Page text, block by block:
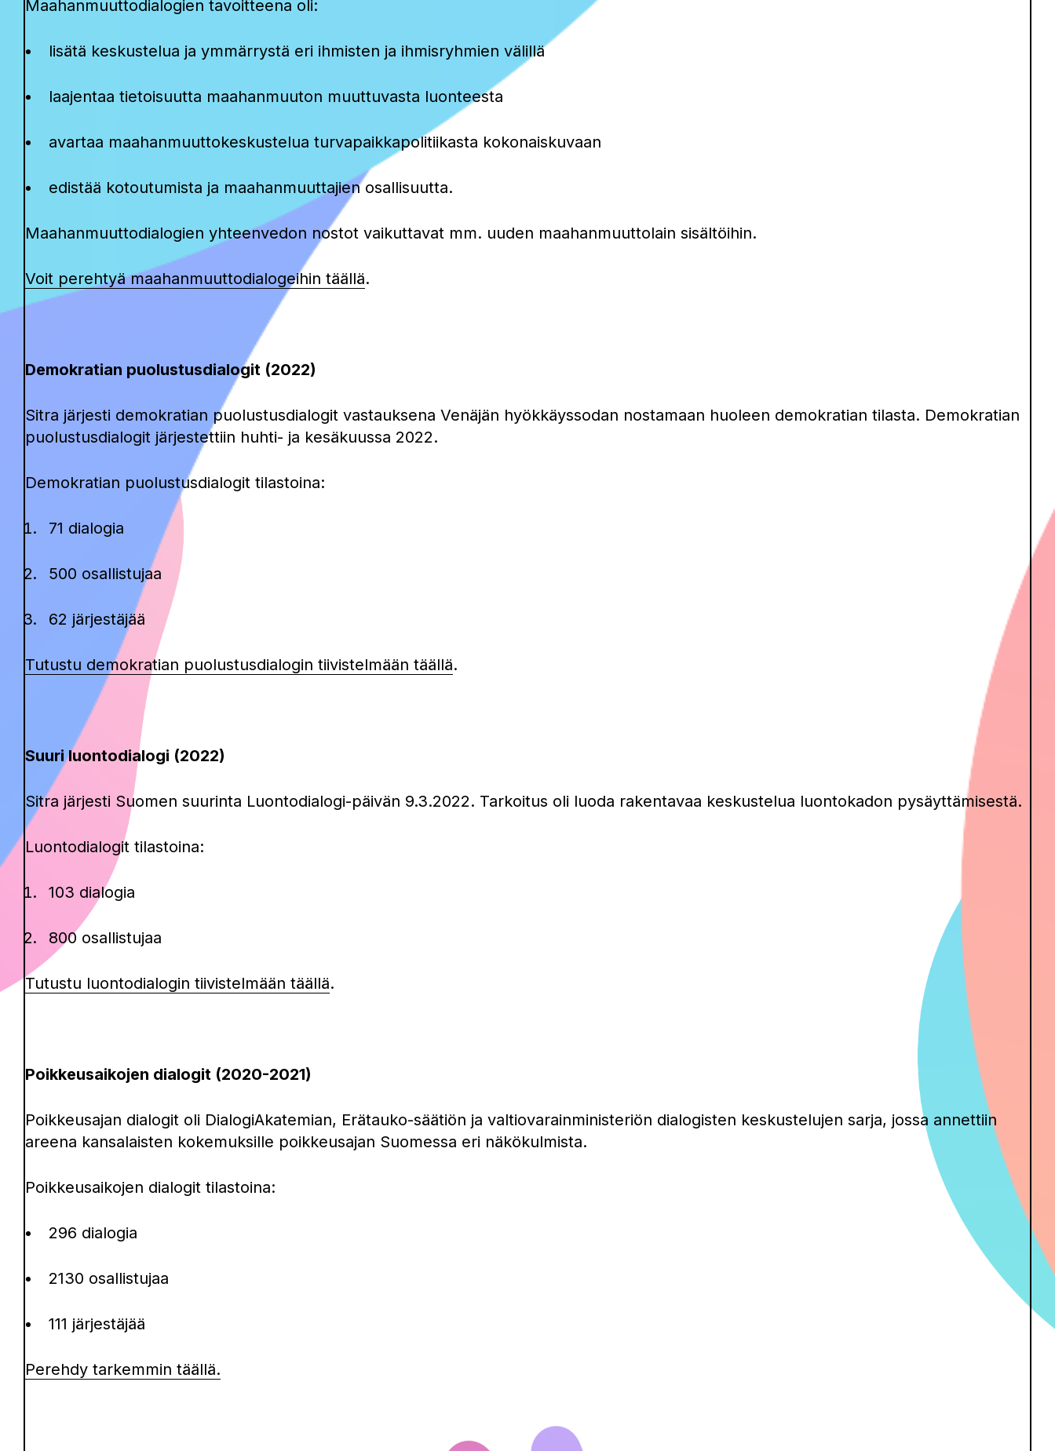
Maahanmuuttodialogien tavoitteena oli:
lisätä keskustelua ja ymmärrystä eri ihmisten ja ihmisryhmien välillä
laajentaa tietoisuutta maahanmuuton muuttuvasta luonteesta
avartaa maahanmuuttokeskustelua turvapaikkapolitiikasta kokonaiskuvaan
edistää kotoutumista ja maahanmuuttajien osallisuutta.
Maahanmuuttodialogien yhteenvedon nostot vaikuttavat mm. uuden maahanmuuttolain sisältöihin.
Voit perehtyä maahanmuuttodialogeihin täällä.
Demokratian puolustusdialogit (2022)
Sitra järjesti demokratian puolustusdialogit vastauksena Venäjän hyökkäyssodan nostamaan huoleen demokratian tilasta. Demokratian
puolustusdialogit järjestettiin huhti- ja kesäkuussa 2022.
Demokratian puolustusdialogit tilastoina:
71 dialogia
500 osallistujaa
62 järjestäjää
Tutustu demokratian puolustusdialogin tiivistelmään täällä.
Suuri luontodialogi (2022)
Sitra järjesti Suomen suurinta Luontodialogi-päivän 9.3.2022. Tarkoitus oli luoda rakentavaa keskustelua luontokadon pysäyttämisestä.
Luontodialogit tilastoina:
103 dialogia
800 osallistujaa
Tutustu luontodialogin tiivistelmään täällä.
Poikkeusaikojen dialogit (2020-2021)
Poikkeusajan dialogit oli DialogiAkatemian, Erätauko-säätiön ja valtiovarainministeriön dialogisten keskustelujen sarja, jossa annettiin
areena kansalaisten kokemuksille poikkeusajan Suomessa eri näkökulmista.
Poikkeusaikojen dialogit tilastoina:
296 dialogia
2130 osallistujaa
111 järjestäjää
Perehdy tarkemmin täällä.